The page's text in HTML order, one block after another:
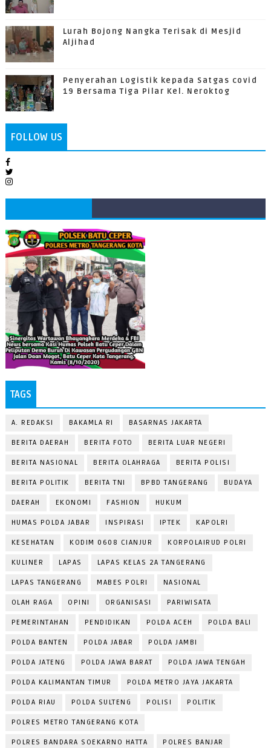
Lurah Bojong Nangka Terisak di Mesjid
Aljihad
Penyerahan Logistik kepada Satgas covid
19 Bersama Tiga Pilar Kel. Neroktog
FOLLOW US
TAGS
A. REDAKSI BAKAMLA RI BASARNAS JAKARTA
BERITA DAERAH BERITA FOTO BERITA LUAR NEGERI
BERITA NASIONAL BERITA OLAHRAGA BERITA POLISI
BERITA POLITIK BERITA TNI BPBD TANGERANG BUDAYA
DAERAH EKONOMI FASHION HUKUM
HUMAS POLDA JABAR INSPIRASI IPTEK KAPOLRI
KESEHATAN KODIM 0608 CIANJUR KORPOLAIRUD POLRI
KULINER LAPAS LAPAS KELAS 2A TANGERANG
LAPAS TANGERANG MABES POLRI NASIONAL
OLAH RAGA OPINI ORGANISASI PARIWISATA
PEMERINTAHAN PENDIDIKAN POLDA ACEH POLDA BALI
POLDA BANTEN POLDA JABAR POLDA JAMBI
POLDA JATENG POLDA JAWA BARAT POLDA JAWA TENGAH
POLDA KALIMANTAN TIMUR POLDA METRO JAYA JAKARTA
POLDA RIAU POLDA SULTENG POLISI POLITIK
POLRES METRO TANGERANG KOTA
POLRES BANDARA SOEKARNO HATTA POLRES BANJAR